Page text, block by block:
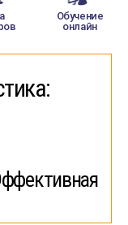
Обучение
онлайн